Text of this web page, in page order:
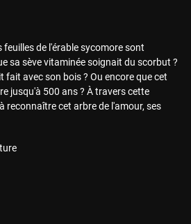
feuilles de l'érable sycomore sont
sa sève vitaminée soignait du scorbut ?
fait avec son bois ? Ou encore que cet
jusqu'à 500 ans ? À travers cette
reconnaître cet arbre de l'amour, ses